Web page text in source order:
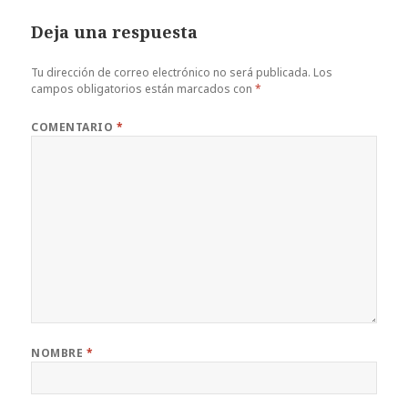
Deja una respuesta
Tu dirección de correo electrónico no será publicada. Los
campos obligatorios están marcados con*
COMENTARIO *
NOMBRE *